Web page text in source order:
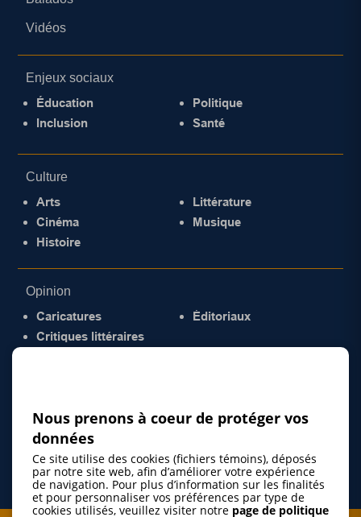
Vidéos
Enjeux sociaux
Éducation
Inclusion
Politique
Santé
Culture
Arts
Cinéma
Histoire
Littérature
Musique
Opinion
Caricatures
Critiques littéraires
Éditoriaux
Nous prenons à coeur de protéger vos
données
Ce site utilise des cookies (fichiers témoins), déposés
par notre site web, afin d’améliorer votre expérience
de navigation. Pour plus d’information sur les finalités
et pour personnaliser vos préférences par type de
cookies utilisés, veuillez visiter notre page de politique